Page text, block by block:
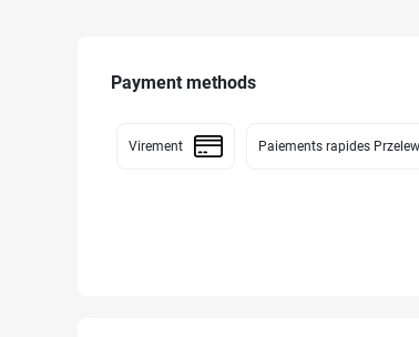
Payment methods
Virement Paiements rapides